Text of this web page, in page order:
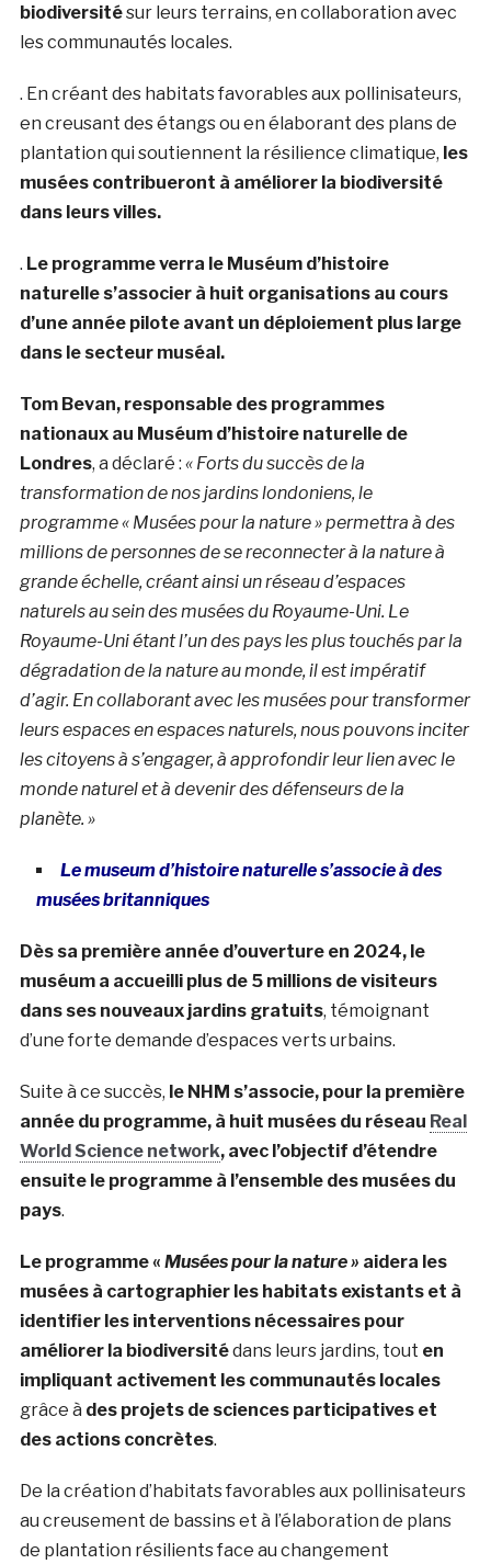
biodiversitésur leurs terrains, en collaboration avec
les communautés locales.
. En créant des habitats favorables aux pollinisateurs,
en creusant des étangs ou en élaborant des plans de
plantation qui soutiennent la résilience climatique, les
musées contribueront à améliorer la biodiversité
dans leurs villes.
. Le programme verra le Muséum d’histoire
naturelle s’associer à huit organisations au cours
d’une année pilote avant un déploiement plus large
dans le secteur muséal.
Tom Bevan, responsable des programmes
nationaux au Muséum d’histoire naturelle de
Londres, a déclaré : « Forts du succès de la
transformation de nos jardins londoniens, le
programme« Musées pour la nature »​​permettra à des
millions de personnes de se reconnecter à la nature à
grande échelle, créant ainsi un réseau d’espaces
naturels au sein des musées du Royaume-Uni. Le
Royaume-Uni étant l’un des pays les plus touchés par la
dégradation de la nature au monde, il est impératif
d’agir. En collaborant avec les musées pour transformer
leurs espaces en espaces naturels, nous pouvons inciter
les citoyens à s’engager, à approfondir leur lien avec le
monde naturel et à devenir des défenseurs de la
planète. »
Le museum d’histoire naturelle s’associe à des
musées britanniques
Dès sa première année d’ouverture en 2024, le
muséum a accueilli plus de 5 millions de visiteurs
dans ses nouveaux jardins gratuits, témoignant
d’une forte demande d’espaces verts urbains.
Suite à ce succès, le NHM s’associe, pour la première
année du programme, à huit musées du réseau Real
World Science network, avec l’objectif d’étendre
ensuite le programme à l’ensemble des musées du
pays.
Le programme « Musées pour la nature » ​​aidera les
musées à cartographier les habitats existants et à
identifier les interventions nécessaires pour
améliorer la biodiversitédans leurs jardins, tout en
impliquant activement les communautés locales
grâce à des projets de sciences participatives et
des actions concrètes.
De la création d’habitats favorables aux pollinisateurs
au creusement de bassins et à l’élaboration de plans
de plantation résilients face au changement